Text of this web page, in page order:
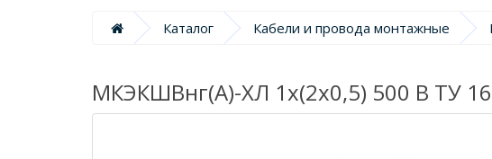
Каталог Кабели и провода монтажные
МКЭКШВнг(А)-ХЛ 1х(2х0,5) 500 В ТУ